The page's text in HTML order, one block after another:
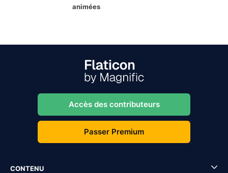
animées
Accès des contributeurs
Passer Premium
CONTENU